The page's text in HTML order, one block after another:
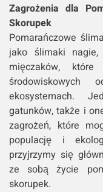
Zagrożenia dla
Skorupek
Pomarańczowe
jako ślimaki
mięczaków,
ekosystemach.
gatunków, także i
zagrożeń, które
populację i
przyjrzymy się
ze sobą życie
skorupek.